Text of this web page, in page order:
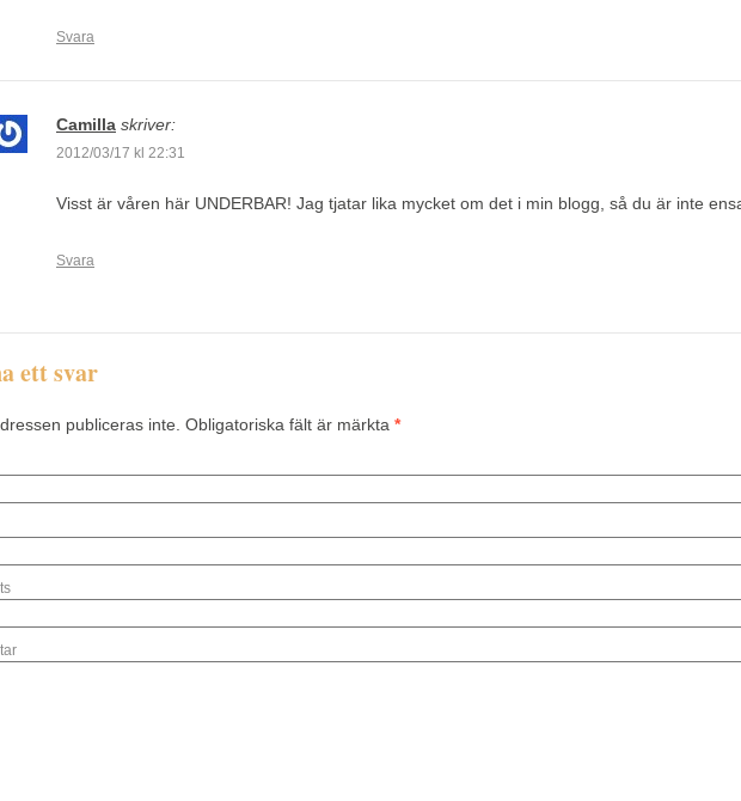
Svara
Camilla skriver:
2012/03/17 kl 22:31
Visst är våren här UNDERBAR! Jag tjatar lika mycket om det i min blogg, så du är inte
Svara
ett svar
publiceras inte. Obligatoriska fält är märkta *